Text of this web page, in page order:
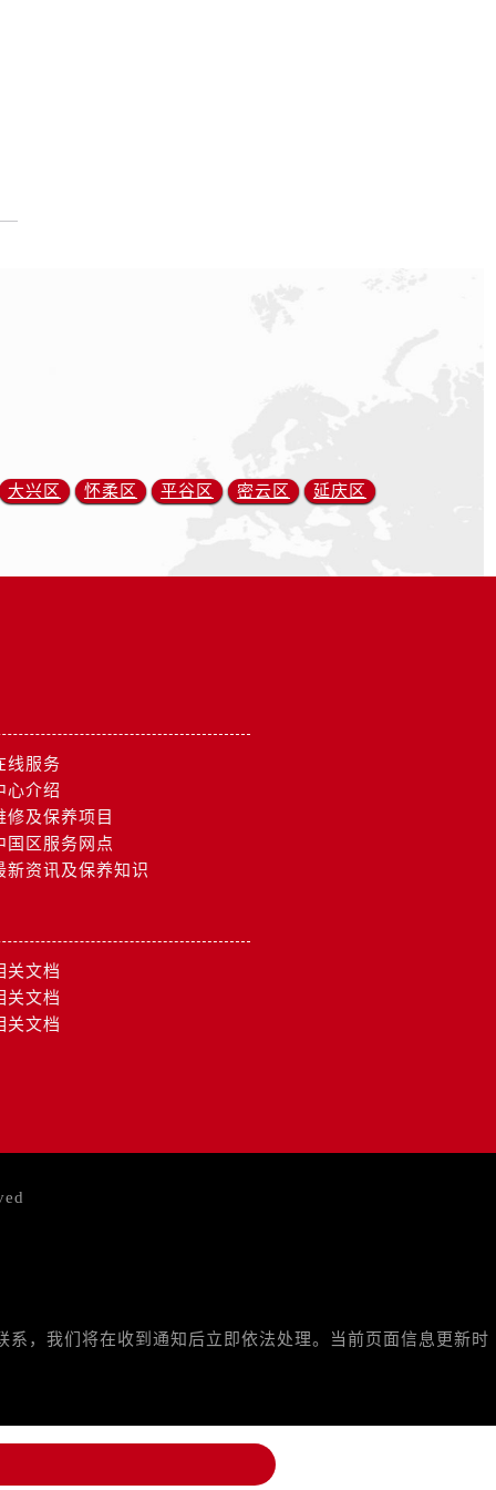
大兴区 怀柔区 平谷区 密云区 延庆区
线服务
心介绍
修及保养项目
国区服务网点
新资讯及保养知识
关文档
关文档
关文档
，我们将在收到通知后立即依法处理。当前页面信息更新时